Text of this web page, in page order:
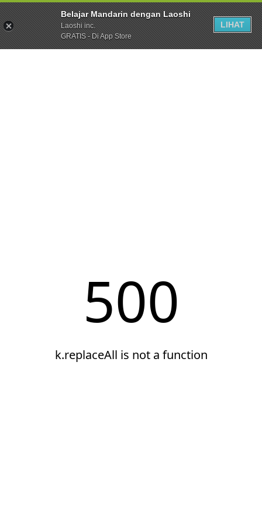
Belajar Mandarin dengan Laoshi
Laoshi inc.
GRATIS - Di App Store
LIHAT
500
k.replaceAll is not a function